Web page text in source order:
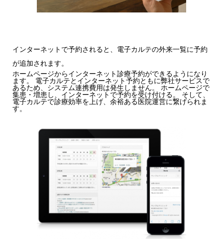
インターネットで予約されると、電子カルテの外来一覧に予約
が追加されます。
ホームページからインターネット診療予約ができるようになり
ます。 電子カルテとインターネット予約ともに弊社サービスで
あるため、システム連携費用は発生しません。 ホームページで
集患・増患し、インターネットで予約を受け付ける。 そして、
電子カルテで診療効率を上げ、余裕ある医院運営に繋げられま
す。